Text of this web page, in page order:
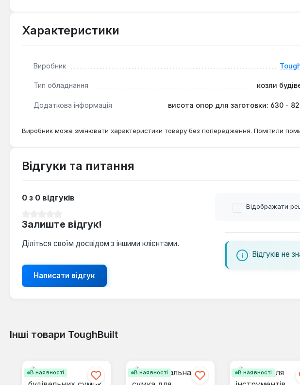
Зручність транспортування:
Надійна фіксація:
поверхні. Вони оптимальні для використання на будівельних майданчиках,
Характеристики
Виробник
Тип обладнання козли
Додаткова інформація висота опор для заготовки: 630 -
Виробник може змінювати характеристики товару без попередження. Помітили
Відгуки та питання
0 з 0 відгуків
Залиште відгук!
Діліться своїм досвідом з іншими клієнтами.
Написати відгук
Відображати
Відгуків не
Інші товари ToughBuilt
В наявності В наявності В наявності